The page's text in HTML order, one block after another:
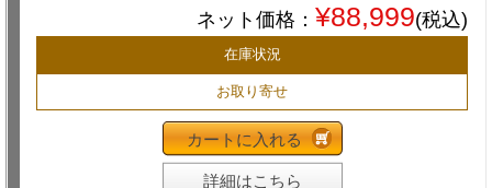
ネット価格： ¥88,999(税込)
在庫状況
お取り寄せ
カートに入れる
詳細はこちら